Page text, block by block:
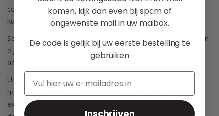
compleet. De oplossing wordt veelal gezocht in vervangende
kussenslopen in een effen kleur.
Sofiben produceert haar dekbedovertrekken en kussenslopen in
eigen atelier zodat u, zolang de stoffen nog in de collectie
aanwezig zijn, extra kussenslopen kunt bestellen.
U kunt uiteraard wachten tot de kussenslopen versleten zijn,
maar Sofiben adviseert u bij de eerste aankoop tevens een
extra set kussenslopen aan te schaffen, waarmee uw
komen, kijk dan even bij spam of
ongewenste mail in uw maibox.
De code is gelijk bij uw eerste bestelling te
gebruiken
Inschrijven